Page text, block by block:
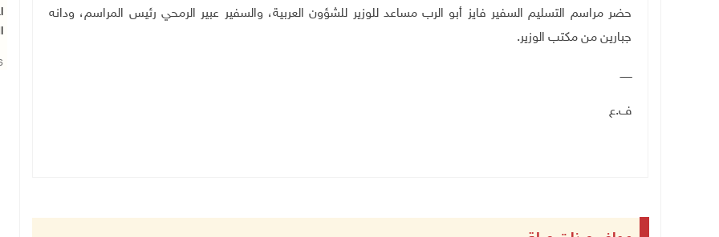
حضر مراسم التسليم السفير فايز أبو الرب مساعد للوزير للشؤون العربية، والسفير عبير الرمحي رئيس المراسم، ودانه
جبارين من مكتب الوزير.
ـــــــ
ف.ع